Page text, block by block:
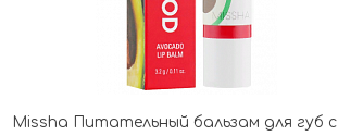
Missha Питательный бальзам для губ с